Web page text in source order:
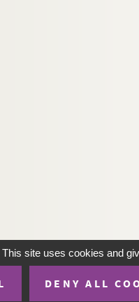
This site uses cookies and
DENY ALL